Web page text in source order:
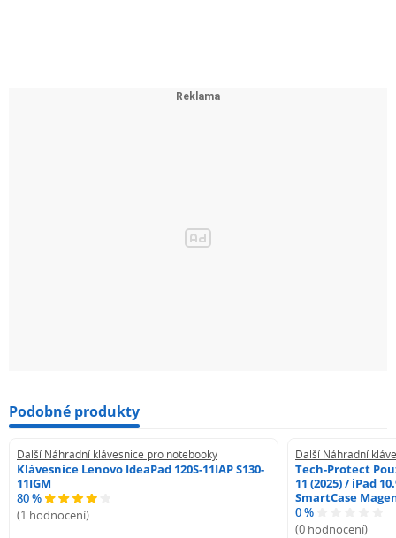
Podobné produkty
Další Náhradní klávesnice pro notebooky
Klávesnice Lenovo IdeaPad 120S-11IAP S130-
11IGM
80 %
(1 hodnocení)
Další Náhradní
Tech-Protect
11 (2025) / iPad
SmartCase
0 %
(0 hodnocení)